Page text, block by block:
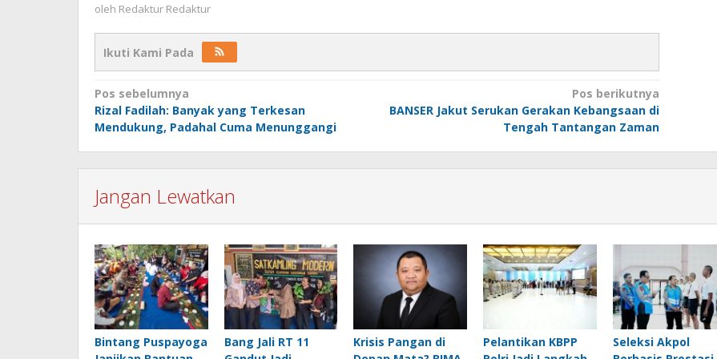
oleh Redaktur Redaktur
Ikuti Kami Pada
Navigasi
pos
Pos sebelumnya
Rizal Fadilah: Banyak yang Terkesan
Mendukung, Padahal Cuma Menunggangi
Pos berikutnya
BANSER Jakut Serukan Gerakan Kebangsaan di
Tengah Tantangan Zaman
Jangan Lewatkan
Bintang Puspayoga
Bang Jali RT 11
Krisis Pangan di
Pelantikan KBPP
Seleksi Akpol